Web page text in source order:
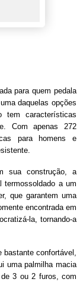
para quem pedala
daquelas opções
tem características
Com apenas 272
para homens e
sua construção, a
termossoldado a um
que garantem uma
encontrada em
la, tornando-a
bastante confortável,
uma palmilha macia
3 ou 2 furos, com